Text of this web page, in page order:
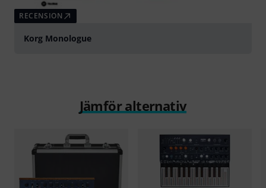
RECENSION
Korg Monologue
Jämför alternativ